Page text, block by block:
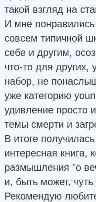
такой взгляд на
И мне
совсем типичной
себе и другим,
что-то для других,
набор, не
уже категорию
удивление просто
темы смерти и
В итоге
интересная книга,
размышления "о
и, быть может,
Рекомендую